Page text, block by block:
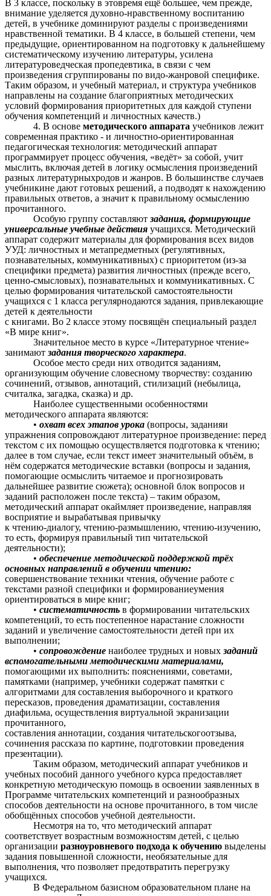
В 3 классе, поскольку в этовремя ещё большее, чем прежде,
внимание уделяется духовно-нравственному воспитанию
детей, в учебнике доминируют разделы с произведениями
нравственной тематики. В 4 классе, в большей степени, чем
предыдущие, ориентированном на подготовку к дальнейшему
систематическому изучению литературы, усилена
литературоведческая пропедевтика, в связи с чем
произведения сгруппированы по видо-жанровой специфике.
Таким образом, и учебный материал, и структура учебников
направлены на создание благоприятных методических
условий формирования приоритетных для каждой ступени
обучения компетенций и личностных качеств.)
4. В основеметодического аппаратаучебников лежит
современная практико - и личностно-ориентированная
педагогическая технология: методический аппарат
программирует процесс обучения, «ведёт» за собой, учит
мыслить, включая детей в логику осмысления произведений
разных литературныхродов и жанров. В большинстве случаев
учебникине дают готовых решений, а подводят к нахождению
правильных ответов, а значит к правильному осмыслению
прочитанного.
Особую группу составляютзадания, формирующие
универсальные учебные действия учащихся. Методический
аппарат содержит материалы для формирования всех видов
УУД: личностных и метапредметных (регулятивных,
познавательных, коммуникативных) с приоритетом (из-за
специфики предмета) развития личностных (прежде всего,
ценно-смысловых), познавательных и коммуникативных. С
целью формирования читательской самостоятельности
учащихся с 1 класса регулярнодаются задания, привлекающие
детей к деятельности
с книгами. Во 2 классе этому посвящён специальный раздел
«В мире книг».
Значительное место в курсе «Литературное чтение»
занимают задания творческого характера.
Особое место среди них отводится заданиям,
организующим обучение словесному творчеству: созданию
сочинений, отзывов, аннотаций, стилизаций (небылица,
считалка, загадка, сказка) и др.
Наиболее существенными особенностями
методического аппарата являются:
•охват всех этапов урока(вопросы, заданияи
упражнения сопровождают литературное произведение: перед
текстом с их помощью осуществляется подготовка к чтению;
далее в том случае, если текст имеет значительный объём, в
нём содержатся методические вставки (вопросы и задания,
помогающие осмыслить читаемое и прогнозировать
дальнейшее развитие сюжета); основной блок вопросов и
заданий расположен после текста) – таким образом,
методический аппарат окаймляет произведение, направляя
восприятие и вырабатывая привычку
к чтению-диалогу, чтению-размышлению, чтению-изучению,
то есть, формируя правильный тип читательской
деятельности);
•обеспечение методической поддержкой трёх
основных направлений в обучении чтению:
совершенствование техники чтения, обучение работе с
текстами разной специфики и формированиеумения
ориентироваться в мире книг;
•систематичностьв формировании читательских
компетенций, то есть постепенное нарастание сложности
заданий и увеличение самостоятельности детей при их
выполнении;
•сопровождениенаиболее трудных и новыхзаданий
вспомогательными методическими материалами,
помогающими их выполнить: пояснениями, советами,
памятками (например, учебники содержат памятки с
алгоритмами для составления выборочного и краткого
пересказов, проведения драматизации, составления
диафильма, осуществления виртуальной экранизации
прочитанного,
составления аннотации, создания читательскогоотзыва,
сочинения рассказа по картине, подготовкии проведения
презентации).
Таким образом, методический аппарат учебников и
учебных пособий данного учебного курса предоставляет
конкретную методическую помощь в освоении заявленных в
Программе читательских компетенций и разнообразных
способов деятельности на основе прочитанного, в том числе
обобщённых способов учебной деятельности.
Несмотря на то, что методический аппарат
соответствует возрастным возможностям детей, с целью
организации разноуровневого подхода к обучению выделены
задания повышенной сложности, необязательные для
выполнения, что позволяет предотвратить перегрузку
учащихся.
В Федеральном базисном образовательном плане на